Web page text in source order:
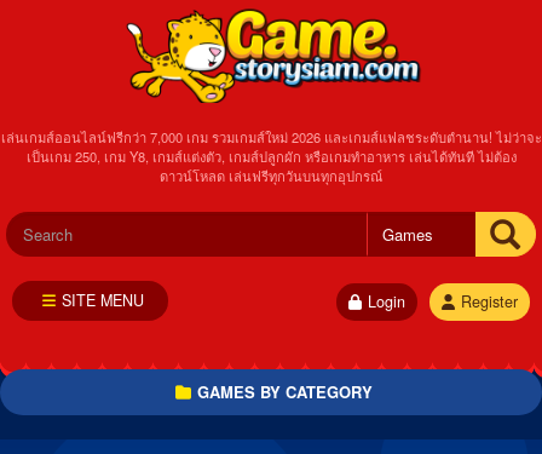
เล่นเกมส์ออนไลน์ฟรีกว่า 7,000 เกม รวมเกมส์ใหม่ 2026 และเกมส์แฟลชระดับตำนาน! ไม่ว่าจะ
เป็นเกม 250, เกม Y8, เกมส์แต่งตัว, เกมส์ปลูกผัก หรือเกมทำอาหาร เล่นได้ทันที ไม่ต้อง
ดาวน์โหลด เล่นฟรีทุกวันบนทุกอุปกรณ์
Register
Login
SITE MENU
GAMES BY CATEGORY